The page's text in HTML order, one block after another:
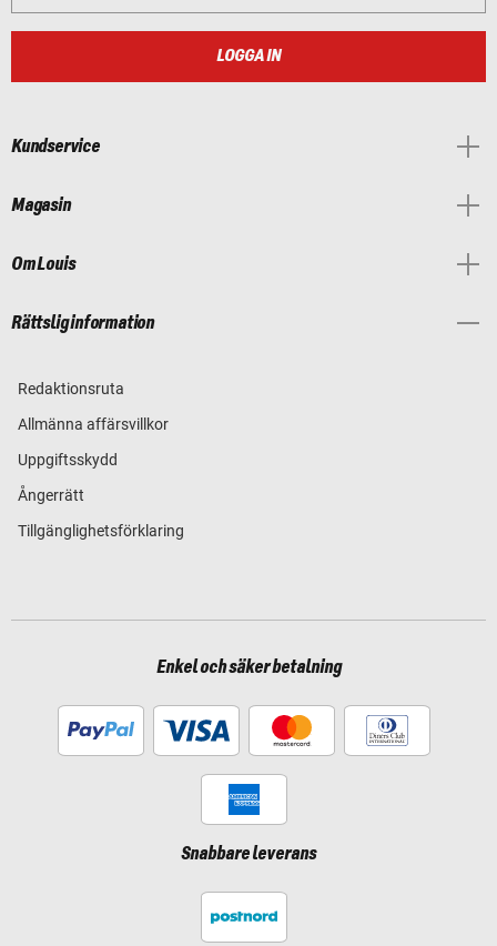
LOGGA IN
Kundservice
Magasin
Om Louis
Rättslig information
Redaktionsruta
Allmänna affärsvillkor
Uppgiftsskydd
Ångerrätt
Tillgänglighetsförklaring
Enkel och säker betalning
Snabbare leverans